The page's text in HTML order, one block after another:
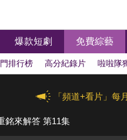
爆款短劇 免費綜藝
排行榜 高分紀錄片 啦啦隊
「頻道+看片」每
銘來解答 第11集